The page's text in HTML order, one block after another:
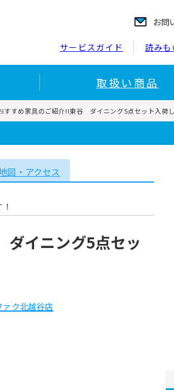
お問
サービスガイド 読みも
取扱い商品
すすめ家具のご紹介!!東谷 ダイニング5点セット入荷し
図・アクセス
イニング5点セッ
ァク北越谷店